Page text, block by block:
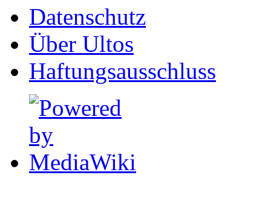
Datenschutz
Über Ultos
Haftungsausschluss